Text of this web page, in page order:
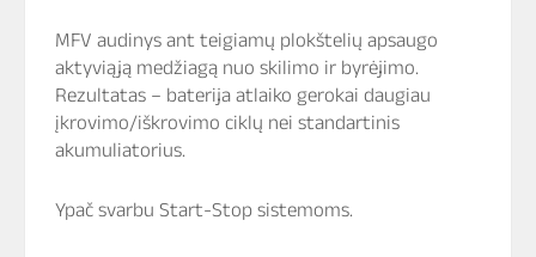
MFV audinys ant teigiamų plokštelių apsaugo
aktyviąją medžiagą nuo skilimo ir byrėjimo.
Rezultatas – baterija atlaiko gerokai daugiau
įkrovimo/iškrovimo ciklų nei standartinis
akumuliatorius.
Ypač svarbu Start-Stop sistemoms.